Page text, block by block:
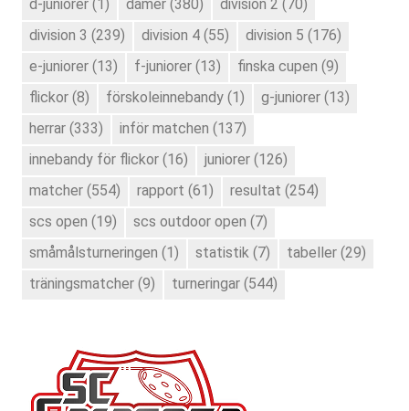
d-juniorer (1) damer (380) division 2 (70)
division 3 (239) division 4 (55) division 5 (176)
e-juniorer (13) f-juniorer (13) finska cupen (9)
flickor (8) förskoleinnebandy (1) g-juniorer (13)
herrar (333) inför matchen (137)
innebandy för flickor (16) juniorer (126)
matcher (554) rapport (61) resultat (254)
scs open (19) scs outdoor open (7)
småmålsturneringen (1) statistik (7) tabeller (29)
träningsmatcher (9) turneringar (544)